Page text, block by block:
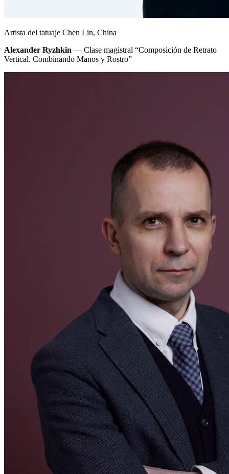
Artista del tatuaje Chen Lin, China
Alexander Ryzhkin — Clase magistral “Composición de Retrato
Vertical. Combinando Manos y Rostro”